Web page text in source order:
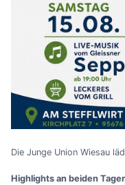
Die Junge Union Wiesau
Highlights an beiden